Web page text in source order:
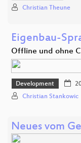
Christian Theune
Eigenbau-
Offline und ohne
Development
Christian Stankowic
Neues vom